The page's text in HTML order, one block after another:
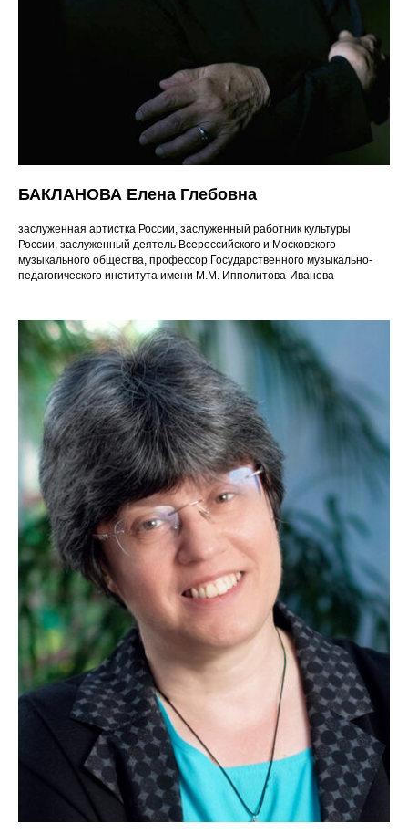
БАКЛАНОВА Елена Глебовна
заслуженная артистка России, заслуженный работник культуры
России, заслуженный деятель Всероссийского и Московского
музыкального общества, профессор Государственного музыкально-
педагогического института имени М.М. Ипполитова-Иванова